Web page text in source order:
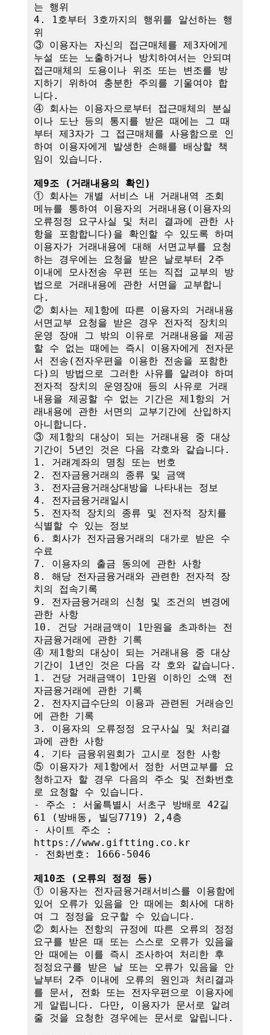
는 행위
4. 1호부터 3호까지의 행위를 알선하는 행
위
③ 이용자는 자신의 접근매체를 제3자에게
누설 또는 노출하거나 방치하여서는 안되며
접근매체의 도용이나 위조 또는 변조를 방
지하기 위하여 충분한 주의를 기울여야 합
니다.
④ 회사는 이용자으로부터 접근매체의 분실
이나 도난 등의 통지를 받은 때에는 그 때
부터 제3자가 그 접근매체를 사용함으로 인
하여 이용자에게 발생한 손해를 배상할 책
임이 있습니다.
제9조 (거래내용의 확인)
① 회사는 개별 서비스 내 거래내역 조회
메뉴를 통하여 이용자의 거래내용(이용자의
오류정정 요구사실 및 처리 결과에 관한 사
항을 포함합니다)을 확인할 수 있도록 하며
이용자가 거래내용에 대해 서면교부를 요청
하는 경우에는 요청을 받은 날로부터 2주
이내에 모사전송 우편 또는 직접 교부의 방
법으로 거래내용에 관한 서면을 교부합니
다.
② 회사는 제1항에 따른 이용자의 거래내용
서면교부 요청을 받은 경우 전자적 장치의
운영 장애 그 밖의 이유로 거래내용을 제공
할 수 없는 때에는 즉시 이용자에게 전자문
서 전송(전자우편을 이용한 전송을 포함한
다)의 방법으로 그러한 사유를 알려야 하며
전자적 장치의 운영장애 등의 사유로 거래
내용을 제공할 수 없는 기간은 제1항의 거
래내용에 관한 서면의 교부기간에 산입하지
아니합니다.
③ 제1항의 대상이 되는 거래내용 중 대상
기간이 5년인 것은 다음 각호와 같습니다.
1. 거래계좌의 명칭 또는 번호
2. 전자금융거래의 종류 및 금액
3. 전자금융거래상대방을 나타내는 정보
4. 전자금융거래일시
5. 전자적 장치의 종류 및 전자적 장치를
식별할 수 있는 정보
6. 회사가 전자금융거래의 대가로 받은 수
수료
7. 이용자의 출금 동의에 관한 사항
8. 해당 전자금융거래와 관련한 전자적 장
치의 접속기록
9. 전자금융거래의 신청 및 조건의 변경에
관한 사항
10. 건당 거래금액이 1만원을 초과하는 전
자금융거래에 관한 기록
④ 제1항의 대상이 되는 거래내용 중 대상
기간이 1년인 것은 다음 각 호와 같습니다.
1. 건당 거래금액이 1만원 이하인 소액 전
자금융거래에 관한 기록
2. 전자지급수단의 이용과 관련된 거래승인
에 관한 기록
3. 이용자의 오류정정 요구사실 및 처리결
과에 관한 사항
4. 기타 금융위원회가 고시로 정한 사항
⑤ 이용자가 제1항에서 정한 서면교부를 요
청하고자 할 경우 다음의 주소 및 전화번호
로 요청할 수 있습니다.
- 주소 : 서울특별시 서초구 방배로 42길
61 (방배동, 빌딩7719) 2,4층
- 사이트 주소 :
https://www.giftting.co.kr
- 전화번호: 1666-5046
제10조 (오류의 정정 등)
① 이용자는 전자금융거래서비스를 이용함에
있어 오류가 있음을 안 때에는 회사에 대하
여 그 정정을 요구할 수 있습니다.
② 회사는 전항의 규정에 따른 오류의 정정
요구를 받은 때 또는 스스로 오류가 있음을
안 때에는 이를 즉시 조사하여 처리한 후
정정요구를 받은 날 또는 오류가 있음을 안
날부터 2주 이내에 오류의 원인과 처리결과
를 문서, 전화 또는 전자우편으로 이용자에
게 알립니다. 다만, 이용자가 문서로 알려
줄 것을 요청한 경우에는 문서로 알립니다.